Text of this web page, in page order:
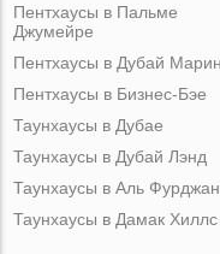
Пентхаусы в Пальме
Джумейре
Пентхаусы в Дубай
Пентхаусы в Бизнес-Бэе
Таунхаусы в Дубае
Таунхаусы в Дубай Лэнд
Таунхаусы в Аль Фурджан
Таунхаусы в Дамак Хиллс